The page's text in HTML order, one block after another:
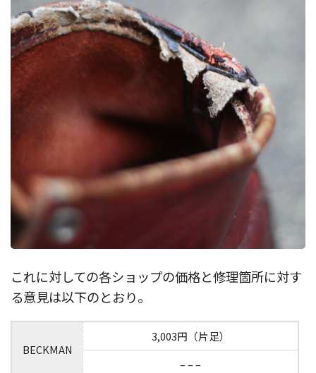
これに対しての各ショップの価格と修理箇所に対す
る意見は以下のとおり。
BECKMAN
3,003円（片足）
– – –